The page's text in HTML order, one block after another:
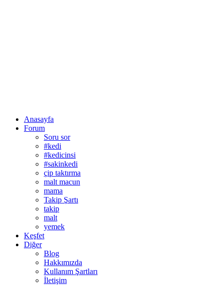
Anasayfa
Forum
Soru sor
#kedi
#kedicinsi
#sakinkedi
çip taktırma
malt macun
mama
Takip Şartı
takip
malt
yemek
Keşfet
Diğer
Blog
Hakkımızda
Kullanım Şartları
İletişim